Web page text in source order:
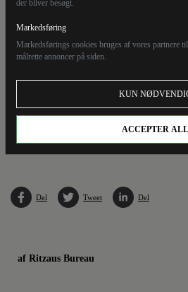
der bliver besøgt.
Markedsføring
Markedsførings cookies bruges af vores partnere
målrette annoncer på siden.
KUN
ACCEPTER
Under et besøg i Italien lørdag mødtes Ukraines
præsident Sergio Mattarella (th) og premierminister
Del Tweet Del
af Ritzaus Bureau